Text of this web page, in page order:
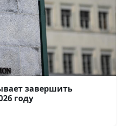
завершить
году